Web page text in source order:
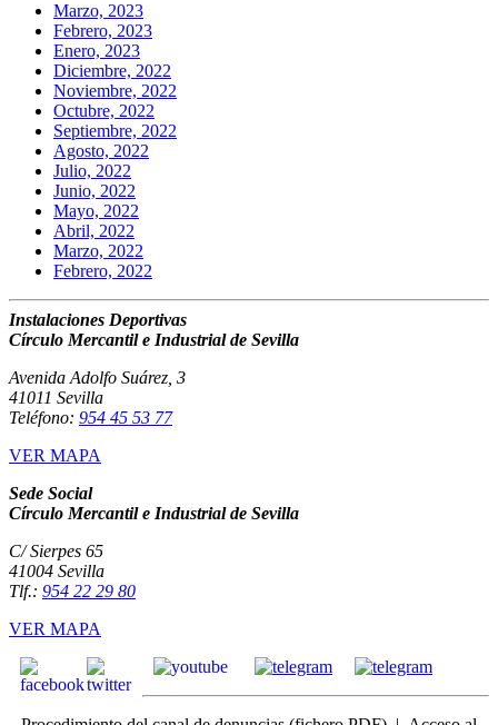
Marzo, 2023
Febrero, 2023
Enero, 2023
Diciembre, 2022
Noviembre, 2022
Octubre, 2022
Septiembre, 2022
Agosto, 2022
Julio, 2022
Junio, 2022
Mayo, 2022
Abril, 2022
Marzo, 2022
Febrero, 2022
Instalaciones Deportivas
Círculo Mercantil e Industrial de Sevilla
Avenida Adolfo Suárez, 3
41011 Sevilla
Teléfono: 954 45 53 77
VER MAPA
Sede Social
Círculo Mercantil e Industrial de Sevilla
C/ Sierpes 65
41004 Sevilla
Tlf.: 954 22 29 80
VER MAPA